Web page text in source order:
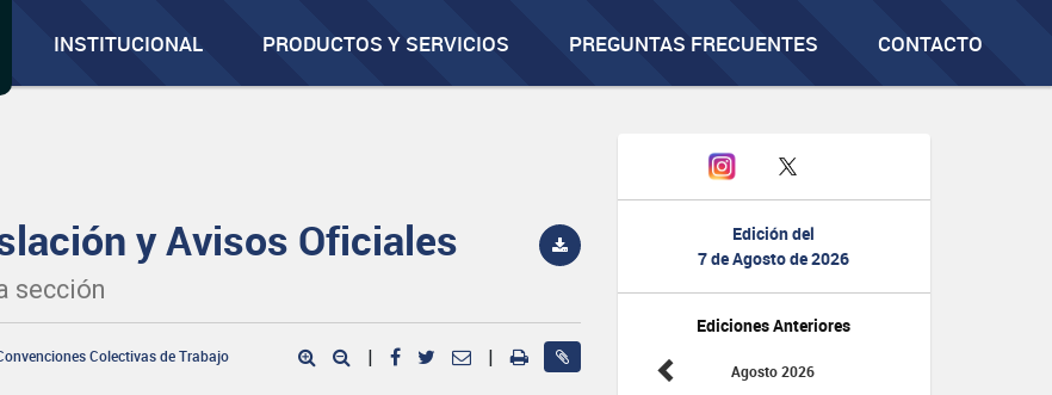
INSTITUCIONAL PRODUCTOS Y SERVICIOS PREGUNTAS FRECUENTES CONTACTO
Edición del
7 de Agosto de 2026
Ediciones Anteriores
Agosto 2026
y Avisos Oficiales
sección
Colectivas de Trabajo
| |